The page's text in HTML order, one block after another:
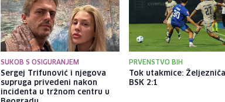
SUKOB S OSIGURANJEM
Sergej Trifunović i njegova
supruga privedeni nakon
incidenta u tržnom centru u
PRVENSTVO BIH
Tok utakmice:
BSK 2:1